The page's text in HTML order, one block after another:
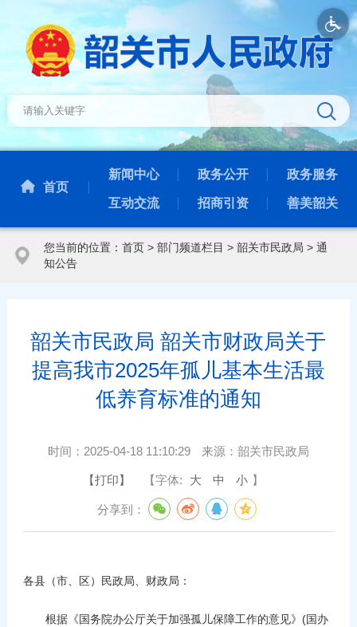
首页
新闻中心 政务公开 政务服务
互动交流 招商引资 善美韶关
您当前的位置： 首页> 部门频道栏目 > 韶关市民政局 > 通
知公告
韶关市民政局 韶关市财政局关于
提高我市2025年孤儿基本生活最
低养育标准的通知
时间： 2025-04-18 11:10:29 来源： 韶关市民政局
【打印】 【字体: 大 中 小 】
分享到：
各县（市、区）民政局、财政局：
根据《国务院办公厅关于加强孤儿保障工作的意见》(国办